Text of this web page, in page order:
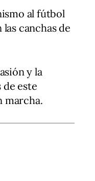
al fútbol
canchas de
y la
este
marcha.